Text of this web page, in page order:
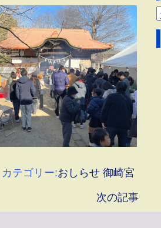
カテゴリー:おしらせ 御崎宮
次の記事